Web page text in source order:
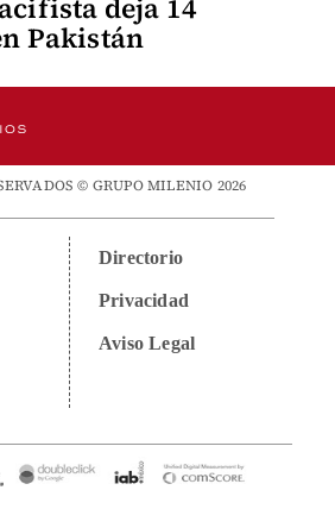
deja 14
Pakistán
© GRUPO MILENIO 2026
Directorio
Privacidad
Aviso Legal